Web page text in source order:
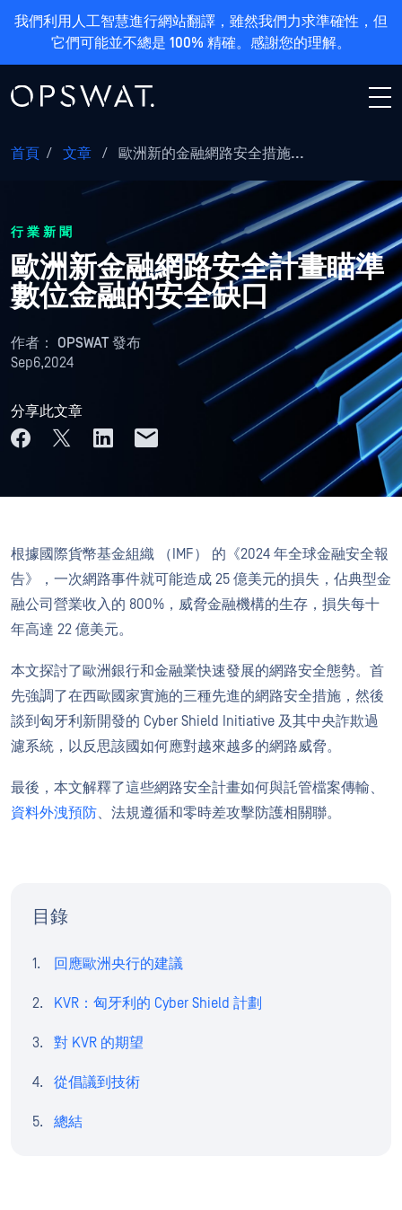
我們利用人工智慧進行網站翻譯，雖然我們力求準確性，但
它們可能並不總是 100% 精確。感謝您的理解。
首頁 / 文章 / 歐洲新的金融網路安全措施...
行業新聞
歐洲新金融網路安全計畫瞄準
數位金融的安全缺口
作者： OPSWAT 發布
Sep6,2024
分享此文章
根據國際貨幣基金組織 （IMF） 的《2024 年全球金融安全報
告》，一次網路事件就可能造成 25 億美元的損失，佔典型金
融公司營業收入的 800%，威脅金融機構的生存，損失每十
年高達 22 億美元。
本文探討了歐洲銀行和金融業快速發展的網路安全態勢。首
先強調了在西歐國家實施的三種先進的網路安全措施，然後
談到匈牙利新開發的 Cyber Shield Initiative 及其中央詐欺過
濾系統，以反思該國如何應對越來越多的網路威脅。
最後，本文解釋了這些網路安全計畫如何與託管檔案傳輸、
資料外洩預防、法規遵循和零時差攻擊防護相關聯。
目錄
回應歐洲央行的建議
KVR：匈牙利的 Cyber Shield 計劃
對 KVR 的期望
從倡議到技術
總結